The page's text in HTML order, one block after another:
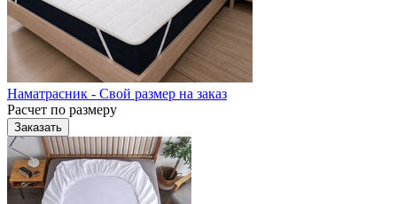
Наматрасник - Свой размер на заказ
Расчет по размеру
Заказать